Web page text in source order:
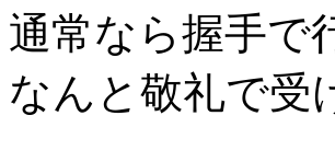
通常なら握手で
なんと敬礼で受